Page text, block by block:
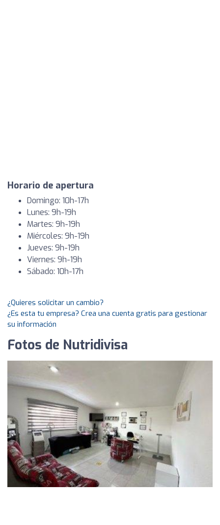
Horario de apertura
Domingo: 10h-17h
Lunes: 9h-19h
Martes: 9h-19h
Miércoles: 9h-19h
Jueves: 9h-19h
Viernes: 9h-19h
Sábado: 10h-17h
¿Quieres solicitar un cambio?
¿Es esta tu empresa? Crea una cuenta gratis para gestionar
su información
Fotos de Nutridivisa